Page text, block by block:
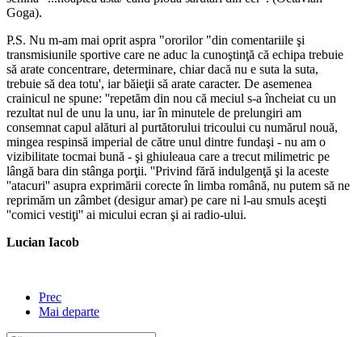
Goga).
P.S. Nu m-am mai oprit aspra "ororilor "din comentariile şi
transmisiunile sportive care ne aduc la cunoştinţă că echipa trebuie
să arate concentrare, determinare, chiar dacă nu e suta la suta,
trebuie să dea totu', iar băieţii să arate caracter. De asemenea
crainicul ne spune: ''repetăm din nou că meciul s-a încheiat cu un
rezultat nul de unu la unu, iar în minutele de prelungiri am
consemnat capul alături al purtătorului tricoului cu numărul nouă,
mingea respinsă imperial de către unul dintre fundaşi - nu am o
vizibilitate tocmai bună - şi ghiuleaua care a trecut milimetric pe
lângă bara din stânga porţii. ''Privind fără indulgenţă şi la aceste
''atacuri'' asupra exprimării corecte în limba română, nu putem să ne
reprimăm un zâmbet (desigur amar) pe care ni l-au smuls aceşti
''comici vestiţi'' ai micului ecran şi ai radio-ului.
Lucian Iacob
Prec
Mai departe